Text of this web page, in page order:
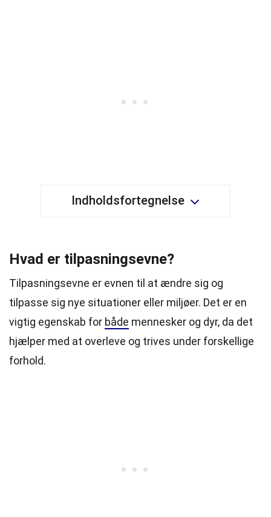
Indholdsfortegnelse
Hvad er tilpasningsevne?
Tilpasningsevne er evnen til at ændre sig og
tilpasse sig nye situationer eller miljøer. Det er en
vigtig egenskab for både mennesker og dyr, da det
hjælper med at overleve og trives under forskellige
forhold.